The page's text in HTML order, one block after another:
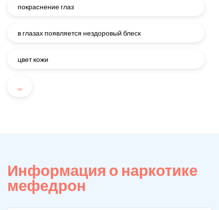
покраснение глаз
в глазах появляется нездоровый блеск
цвет кожи
...
Информация о наркотике
мефедрон